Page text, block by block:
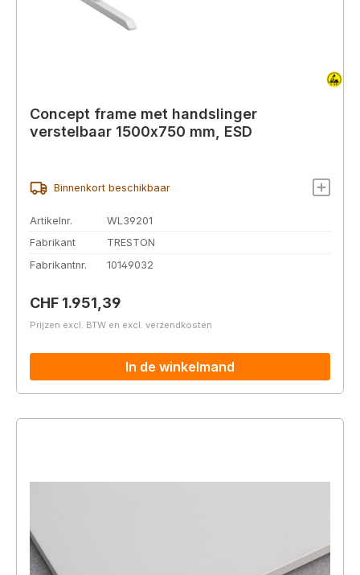
Concept frame met handslinger
verstelbaar 1500x750 mm, ESD
Binnenkort beschikbaar
Artikelnr.
WL39201
Fabrikant
TRESTON
Fabrikantnr.
10149032
Normale prijs:
CHF 1.951,39
Prijzen excl. BTW en excl. verzendkosten
In de winkelmand